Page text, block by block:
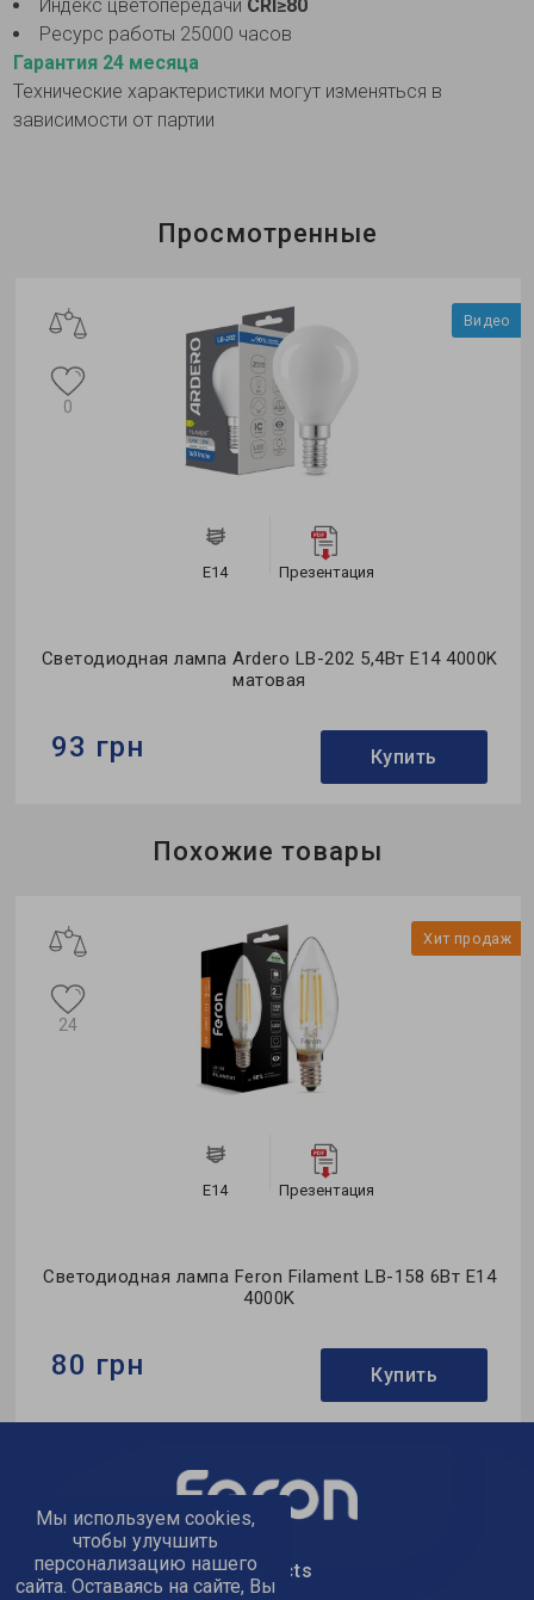
Индекс цветопередачи CRI≥80
Ресурс работы 25000 часов
Гарантия 24 месяца
Технические характеристики могут изменяться в
зависимости от партии
Просмотренные
Видео
E14 Презентация
Светодиодная лампа Ardero LB-202 5,4Вт E14 4000K
матовая
0
93 грн Купить
ArderoПохожие товары
Хит продаж
E14 Презентация
Светодиодная лампа Feron Filament LB-158 6Вт E14
4000K
24
80 грн Купить
С-тип
Коллекция:Filament
text_kontacts
Мы используем cookies,
чтобы улучшить
персонализацию нашего
сайта. Оставаясь на сайте, Вы